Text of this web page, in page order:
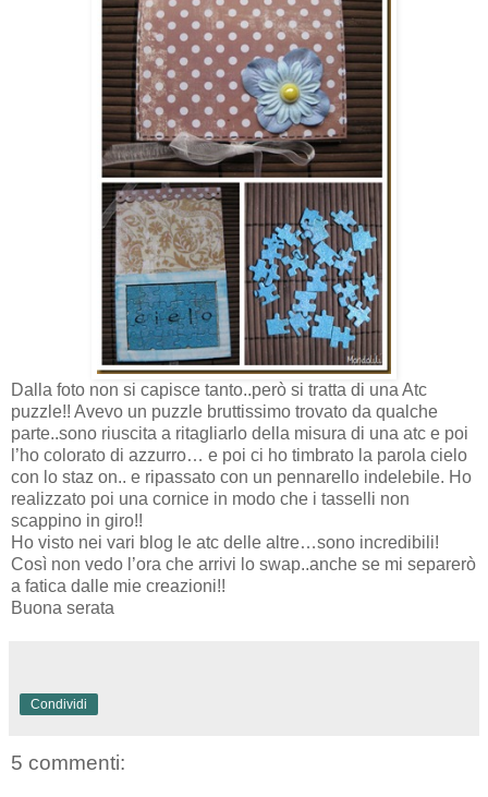
Dalla foto non si capisce tanto..però si tratta di una Atc
puzzle!! Avevo un puzzle bruttissimo trovato da qualche
parte..sono riuscita a ritagliarlo della misura di una atc e poi
l’ho colorato di azzurro… e poi ci ho timbrato la parola cielo
con lo staz on.. e ripassato con un pennarello indelebile. Ho
realizzato poi una cornice in modo che i tasselli non
scappino in giro!!
Ho visto nei vari blog le atc delle altre…sono incredibili!
Così non vedo l’ora che arrivi lo swap..anche se mi separerò
a fatica dalle mie creazioni!!
Buona serata
Condividi
5 commenti: